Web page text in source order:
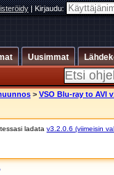
|Kirjaudu:
Uusimmat
> VSO Blu-ray to AVI
ladata v3.2.0.6 (viimeisin